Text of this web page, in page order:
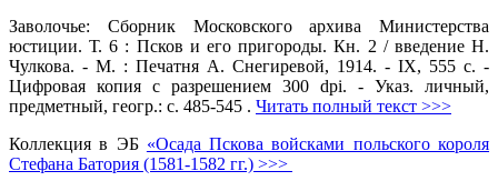
Заволочье: Сборник Московского архива Министерства
юстиции. Т. 6 : Псков и его пригороды. Кн. 2 / введение Н.
Чулкова. - М. : Печатня А. Снегиревой, 1914. - IX, 555 с. -
Цифровая копия с разрешением 300 dpi. - Указ. личный,
предметный, геогр.: с. 485-545 . Читать полный текст >>>
Коллекция в ЭБ «Осада Пскова войсками польского короля
Стефана Батория (1581-1582 гг.) >>>